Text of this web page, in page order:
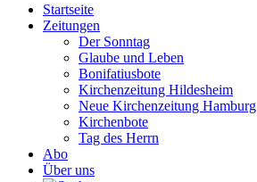
Startseite
Zeitungen
Der Sonntag
Glaube und Leben
Bonifatiusbote
Kirchenzeitung Hildesheim
Neue Kirchenzeitung Hamburg
Kirchenbote
Tag des Herrn
Abo
Über uns